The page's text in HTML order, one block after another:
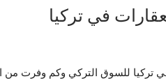
تركيا للسوق التركي وكم وفرت من